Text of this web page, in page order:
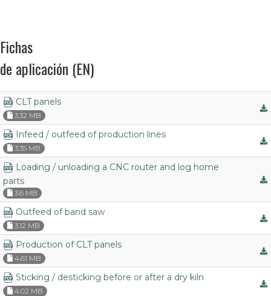
Fichas
de aplicación (EN)
CLT panels
3.32 MB
Infeed / outfeed of production lines
3.35 MB
Loading / unloading a CNC router and log home
parts
3.6 MB
Outfeed of band saw
3.12 MB
Production of CLT panels
4.61 MB
Sticking / desticking before or after a dry kiln
4.02 MB